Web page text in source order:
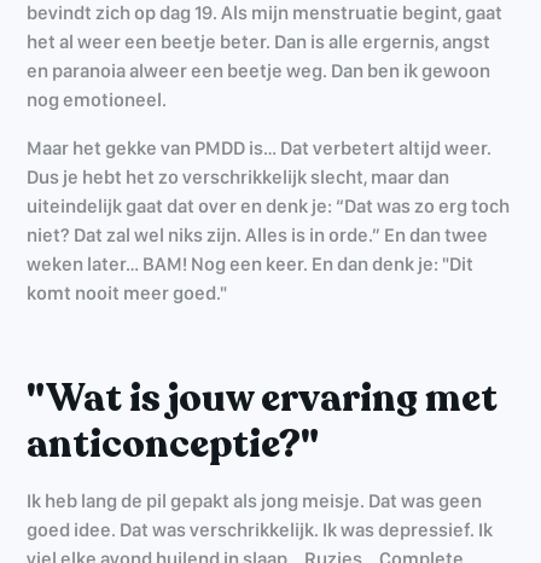
bevindt zich op dag 19. Als mijn menstruatie begint, gaat
het al weer een beetje beter. Dan is alle ergernis, angst
en paranoia alweer een beetje weg. Dan ben ik gewoon
nog emotioneel.
Maar het gekke van PMDD is… Dat verbetert altijd weer.
Dus je hebt het zo verschrikkelijk slecht, maar dan
uiteindelijk gaat dat over en denk je: “Dat was zo erg toch
niet? Dat zal wel niks zijn. Alles is in orde.” En dan twee
weken later… BAM! Nog een keer. En dan denk je: "Dit
komt nooit meer goed."
"Wat is jouw ervaring met
anticonceptie?"
Ik heb lang de pil gepakt als jong meisje. Dat was geen
goed idee. Dat was verschrikkelijk. Ik was depressief. Ik